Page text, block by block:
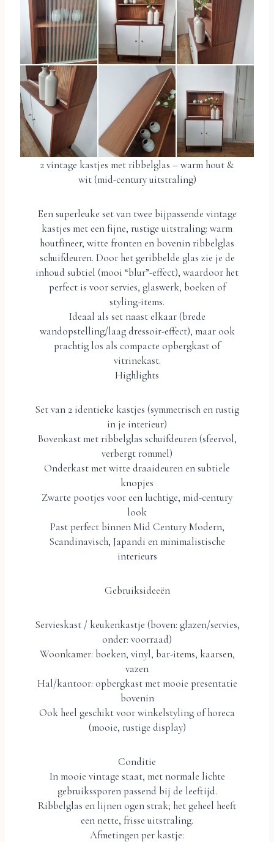
2 vintage kastjes met ribbelglas – warm hout &
wit (mid-century uitstraling)
Een superleuke set van twee bijpassende vintage
kastjes met een fijne, rustige uitstraling: warm
houtfineer, witte fronten en bovenin ribbelglas
schuifdeuren. Door het geribbelde glas zie je de
inhoud subtiel (mooi “blur”-effect), waardoor het
perfect is voor servies, glaswerk, boeken of
styling-items.
Ideaal als set naast elkaar (brede
wandopstelling/laag dressoir-effect), maar ook
prachtig los als compacte opbergkast of
vitrinekast.
Highlights
Set van 2 identieke kastjes (symmetrisch en rustig
in je interieur)
Bovenkast met ribbelglas schuifdeuren (sfeervol,
verbergt rommel)
Onderkast met witte draaideuren en subtiele
knopjes
Zwarte pootjes voor een luchtige, mid-century
look
Past perfect binnen Mid Century Modern,
Scandinavisch, Japandi en minimalistische
interieurs
Gebruiksideeën
Servieskast / keukenkastje (boven: glazen/servies,
onder: voorraad)
Woonkamer: boeken, vinyl, bar-items, kaarsen,
vazen
Hal/kantoor: opbergkast met mooie presentatie
bovenin
Ook heel geschikt voor winkelstyling of horeca
(mooie, rustige display)
Conditie
In mooie vintage staat, met normale lichte
gebruikssporen passend bij de leeftijd.
Ribbelglas en lijnen ogen strak; het geheel heeft
een nette, frisse uitstraling.
Afmetingen per kastje: